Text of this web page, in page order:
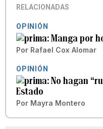
RELACIONADAS
OPINIÓN
Manga por
Por Rafael Cox Alomar
OPINIÓN
No hagan
Estado
Por Mayra Montero